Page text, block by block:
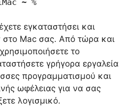
~ %
εγκαταστήσει και
στο Mac σας. Από τώρα και
το
γρήγορα εργαλεία
προγραμματισμού και
ωφέλειας για να σας
λογισμικό.